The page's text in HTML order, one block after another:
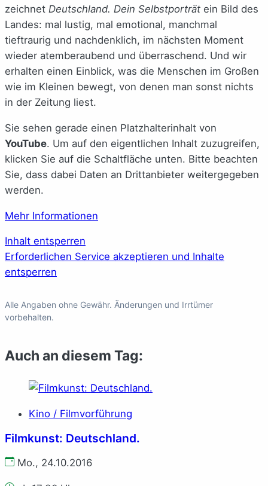
zeichnet Deutschland. Dein Selbstporträt ein Bild des
Landes: mal lustig, mal emotional, manchmal
tieftraurig und nachdenklich, im nächsten Moment
wieder atemberaubend und überraschend. Und wir
erhalten einen Einblick, was die Menschen im Großen
wie im Kleinen bewegt, von denen man sonst nichts
in der Zeitung liest.
Sie sehen gerade einen Platzhalterinhalt von
YouTube. Um auf den eigentlichen Inhalt zuzugreifen,
klicken Sie auf die Schaltfläche unten. Bitte beachten
Sie, dass dabei Daten an Drittanbieter weitergegeben
werden.
Mehr Informationen
Inhalt entsperren
Erforderlichen Service akzeptieren und Inhalte
entsperren
Alle Angaben ohne Gewähr. Änderungen und Irrtümer
vorbehalten.
Auch an diesem Tag:
Kino / Filmvorführung
Filmkunst: Deutschland.
Mo., 24.10.2016